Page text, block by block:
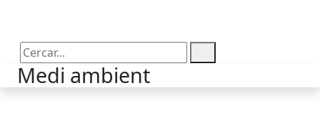
Cercar:
Medi ambient